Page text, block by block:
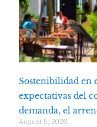
Sostenibilidad en
expectativas del
demanda, el
August 5, 2026